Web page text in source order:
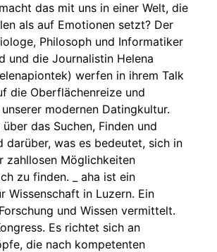
das mit uns in einer Welt, die
als auf Emotionen setzt? Der
Philosoph und Informatiker
und die Journalistin Helena
werfen in ihrem Talk
die Oberflächenreize und
modernen Datingkultur.
das Suchen, Finden und
darüber, was es bedeutet, sich in
zahllosen Möglichkeiten
zu finden. _ aha ist ein
Wissenschaft in Luzern. Ein
und Wissen vermittelt.
Es richtet sich an
die nach kompetenten